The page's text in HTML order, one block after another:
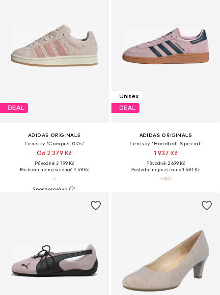
DEAL
ADIDAS ORIGINALS
Tenisky 'Campus 00s'
Od 2 379 Kč
Původně: 2 799 Kč
Poslední nejnižší cena:1 449 Kč
Unisex
DEAL
ADIDAS ORIGINALS
Tenisky 'Handball Spezial'
1 937 Kč
Původně: 2 699 Kč
Poslední nejnižší cena:1 481 Kč